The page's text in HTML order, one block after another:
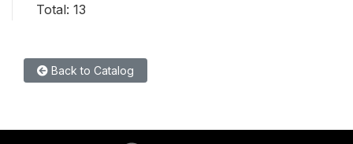
Total: 13
Back to Catalog